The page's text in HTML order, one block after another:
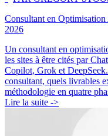
Consultant en
2026
Un consultant en
les sites à être cités par
Copilot, Grok et
consultant, quels livrables
méthodologie en quatre
Lire la suite ->